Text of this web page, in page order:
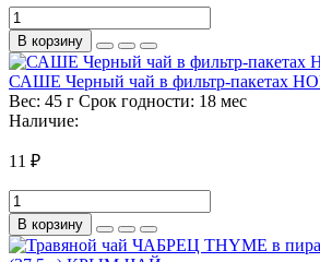
В корзину
САШЕ Черный чай в фильтр-пакетах
Вес: 45 г Срок годности: 18 мес
Наличие:
11 ₽
В корзину